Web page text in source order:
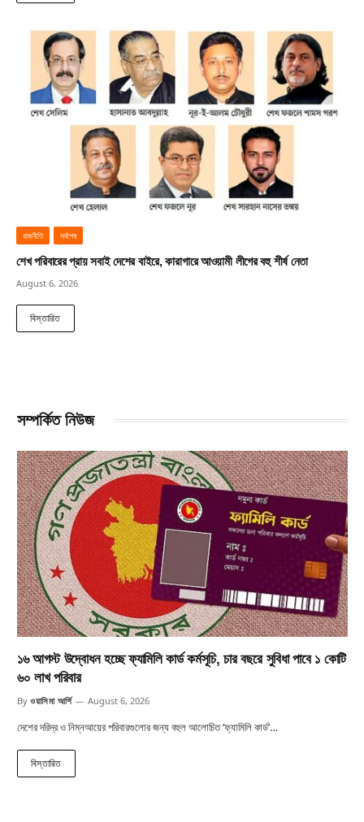
রাজনীতি সর্বশেষ
শেখ পরিবারের প্রায় সবাই দেশের বাইরে, কারাগারে আওয়ামী লীগের বহু শীর্ষ নেতা
August 6, 2026
বিস্তারিত
সম্পর্কিত নিউজ
১৬ আগস্ট উদ্বোধন হচ্ছে ফ্যামিলি কার্ড কর্মসূচি, চার বছরে সুবিধা পাবে ১ কোটি
৬০ লাখ পরিবার
By ওয়াসিমা আর্শি August 6, 2026
দেশের দরিদ্র ও নিম্নআয়ের পরিবারগুলোর জন্য বহুল আলোচিত ‘ফ্যামিলি কার্ড’…
বিস্তারিত